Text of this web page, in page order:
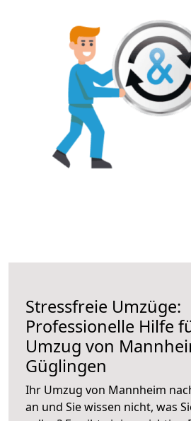
Stressfreie Umzüge:
Professionelle Hilfe
Umzug von
Güglingen
Ihr Umzug von Mannheim
an und Sie wissen nicht, was